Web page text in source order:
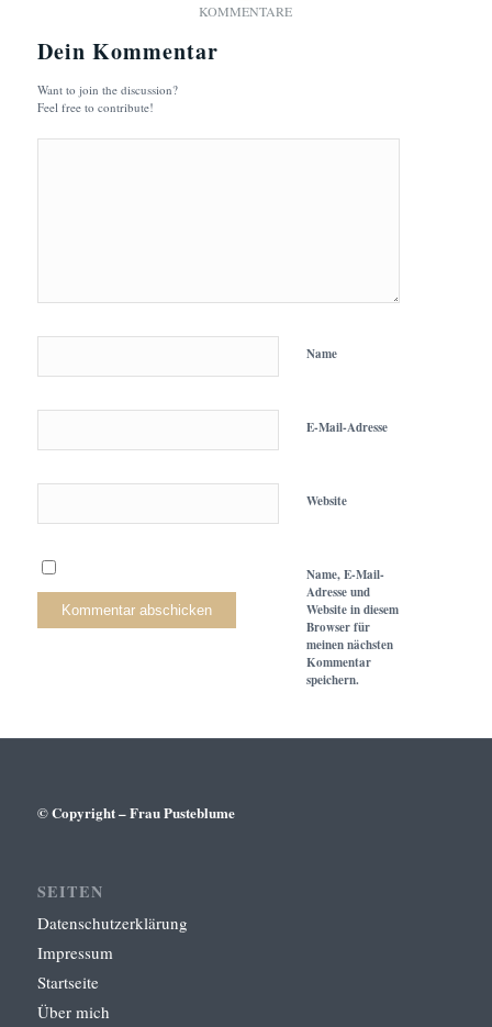
KOMMENTARE
Dein Kommentar
Want to join the discussion?
Feel free to contribute!
Name
E-Mail-Adresse
Website
Name, E-Mail-
Adresse und
Website in diesem
Browser für
meinen nächsten
Kommentar
speichern.
© Copyright – Frau Pusteblume
SEITEN
Datenschutzerklärung
Impressum
Startseite
Über mich